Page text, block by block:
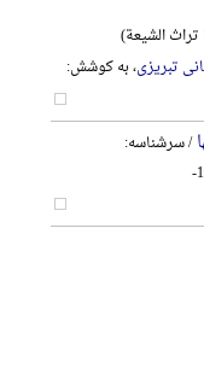
الشیعة)
تبریزی، به کوشش:
/ سرشناسه: